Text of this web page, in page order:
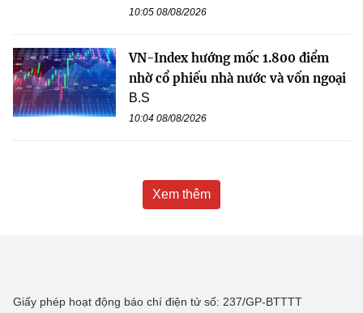
10:05 08/08/2026
VN-Index hướng mốc 1.800 điểm
nhờ cổ phiếu nhà nước và vốn ngoại
B.S
10:04 08/08/2026
Xem thêm
Giấy phép hoạt động báo chí điện tử số: 237/GP-BTTTT